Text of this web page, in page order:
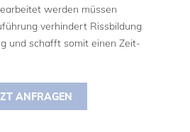
werden müssen
verhindert Rissbildung
und schafft somit einen Zeit-
ANFRAGEN